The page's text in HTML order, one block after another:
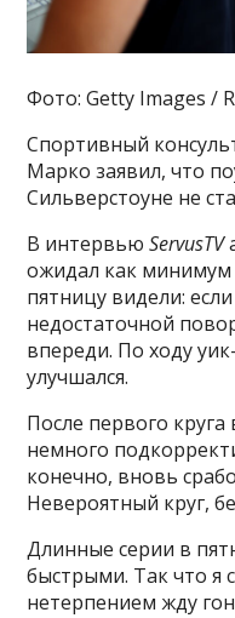
Фото: Getty Images /
Спортивный
Марко заявил, что
Сильверстоуне не
В интервьюServusTV
ожидал как
пятницу видели:
недостаточной
впереди. По ходу
улучшался.
После первого
немного
конечно, вновь
Невероятный круг,
Длинные серии в
быстрыми. Так что я
нетерпением жду